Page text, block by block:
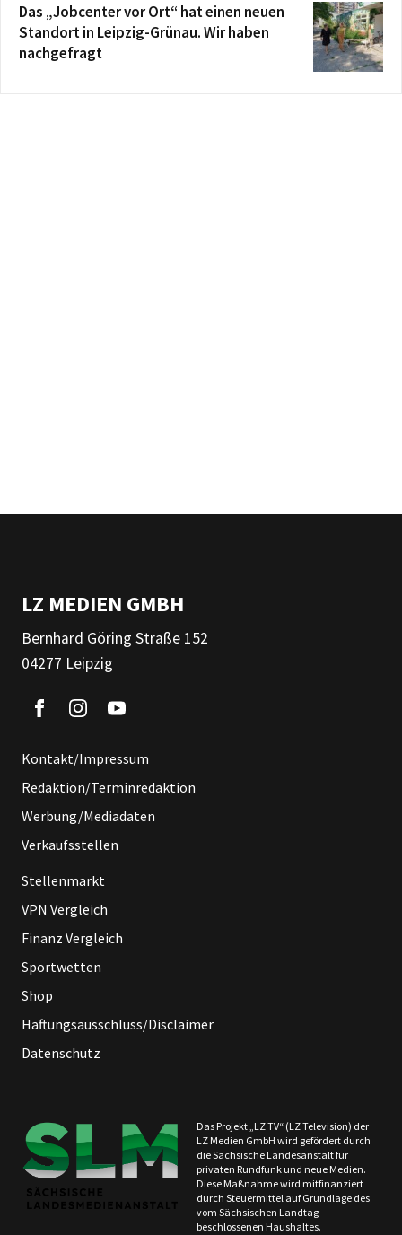
Das „Jobcenter vor Ort“ hat einen neuen
Standort in Leipzig-Grünau. Wir haben
nachgefragt
LZ MEDIEN GMBH
Bernhard Göring Straße 152
04277 Leipzig
Kontakt/Impressum
Redaktion/Terminredaktion
Werbung/Mediadaten
Verkaufsstellen
Stellenmarkt
VPN Vergleich
Finanz Vergleich
Sportwetten
Shop
Haftungsausschluss/Disclaimer
Datenschutz
Das Projekt „LZ TV“ (LZ Television) der
LZ Medien GmbH wird gefördert durch
die Sächsische Landesanstalt für
privaten Rundfunk und neue Medien.
Diese Maßnahme wird mitfinanziert
durch Steuermittel auf Grundlage des
vom Sächsischen Landtag
beschlossenen Haushaltes.